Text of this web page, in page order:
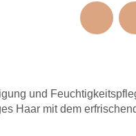
und
Haar mit dem